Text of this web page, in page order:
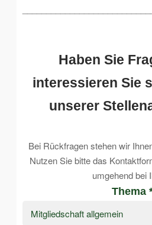
Haben Sie
interessieren Sie
unserer
Bei Rückfragen stehen wir
Nutzen Sie bitte das
umgehend bei
Thema